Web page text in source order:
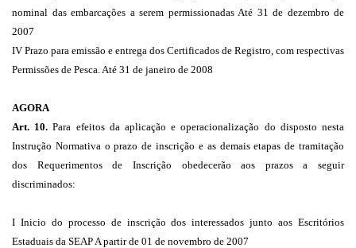
nominal das embarcações a serem permissionadas Até 31 de dezembro de
2007
IV Prazo para emissão e entrega dos Certificados de Registro, com respectivas
Permissões de Pesca. Até 31 de janeiro de 2008
AGORA
Art. 10. Para efeitos da aplicação e operacionalização do disposto nesta
Instrução Normativa o prazo de inscrição e as demais etapas de tramitação
dos Requerimentos de Inscrição obedecerão aos prazos a seguir
discriminados:
I Inicio do processo de inscrição dos interessados junto aos Escritórios
Estaduais da SEAP A partir de 01 de novembro de 2007